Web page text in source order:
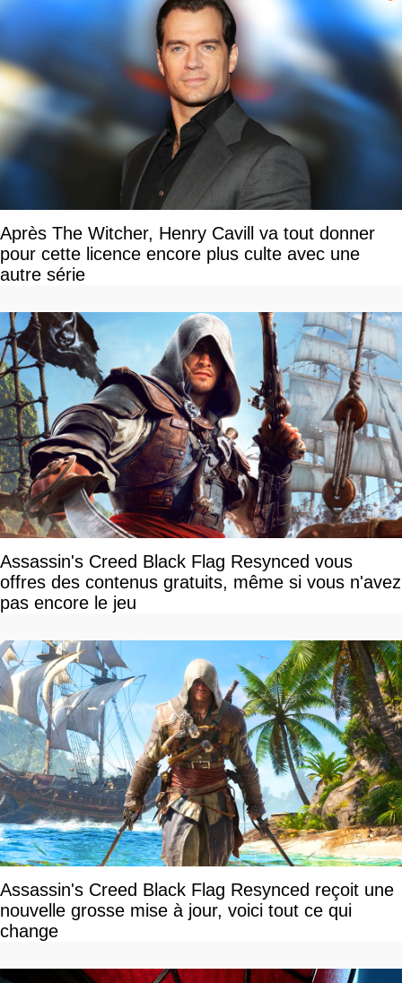
Après The Witcher, Henry Cavill va tout donner
pour cette licence encore plus culte avec une
autre série
Assassin's Creed Black Flag Resynced vous
offres des contenus gratuits, même si vous n'avez
pas encore le jeu
Assassin's Creed Black Flag Resynced reçoit une
nouvelle grosse mise à jour, voici tout ce qui
change